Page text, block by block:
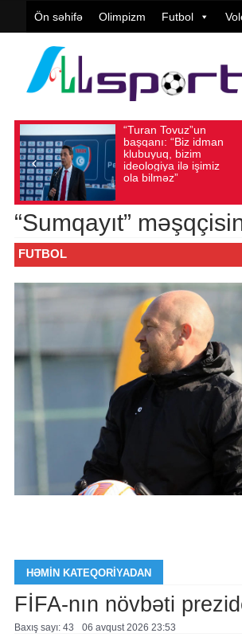
Ön səhifə Olimpizm Futbol
başqanı: “Biz idman
klubuyuq, bizim
ideologiya ilə işimiz
ola bilməz”
Avqust 05, 2026
“Sumqayıt”
FUTBOL
HƏMIN KATEQORIYADAN
FİFA-nın növbəti
Baxış sayı: 43 06 avqust 2026 23:53